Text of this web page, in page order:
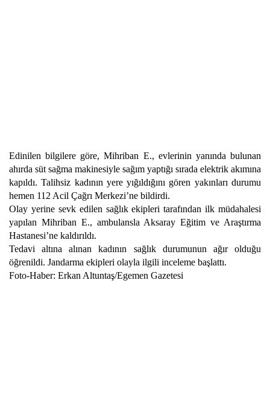
Edinilen bilgilere göre, Mihriban E., evlerinin yanında bulunan
ahırda süt sağma makinesiyle sağım yaptığı sırada elektrik akımına
kapıldı. Talihsiz kadının yere yığıldığını gören yakınları durumu
hemen 112 Acil Çağrı Merkezi’ne bildirdi.
Olay yerine sevk edilen sağlık ekipleri tarafından ilk müdahalesi
yapılan Mihriban E., ambulansla Aksaray Eğitim ve Araştırma
Hastanesi’ne kaldırıldı.
Tedavi altına alınan kadının sağlık durumunun ağır olduğu
öğrenildi. Jandarma ekipleri olayla ilgili inceleme başlattı.
Foto-Haber: Erkan Altuntaş/Egemen Gazetesi